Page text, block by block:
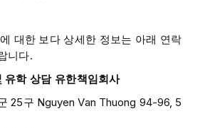
대한 보다 상세한 정보는 아래 연락
니다.
학 상담 유한책임회사
25구 Nguyen Van Thuong 94-96, 5